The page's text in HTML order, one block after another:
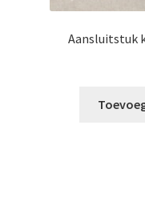
Aansluitstuk